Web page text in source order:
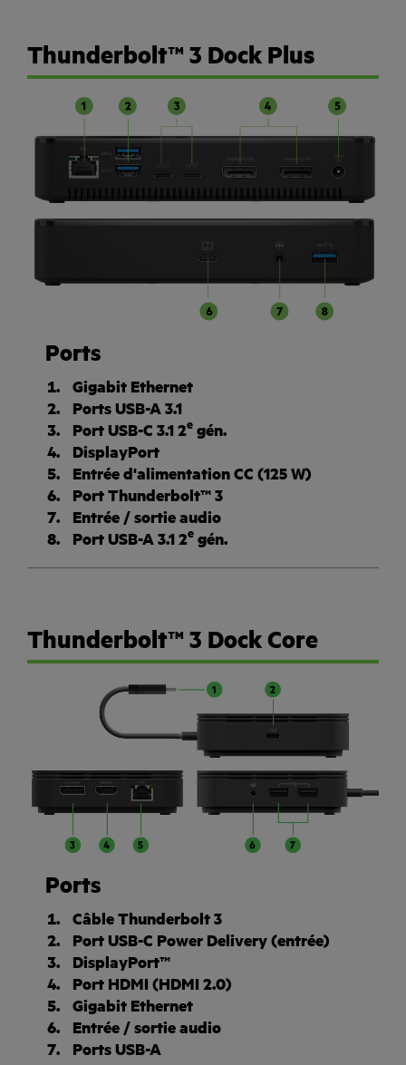
Thunderbolt™ 3 Dock Plus
Ports
Gigabit Ethernet
Ports USB-A 3.1
Port USB-C 3.1 2e gén.
DisplayPort
Entrée d'alimentation CC (125 W)
Port Thunderbolt™ 3
Entrée / sortie audio
Port USB-A 3.1 2e gén.
Thunderbolt™ 3 Dock Core
Ports
Câble Thunderbolt 3
Port USB-C Power Delivery (entrée)
DisplayPort™
Port HDMI (HDMI 2.0)
Gigabit Ethernet
Entrée / sortie audio
Ports USB-A